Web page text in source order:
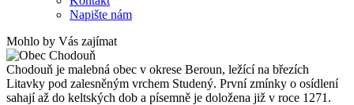
Napište nám
Mohlo by Vás zajímat
Chodouň je malebná obec v okrese Beroun, ležící na březích
Litavky pod zalesněným vrchem Studený. První zmínky o osídlení
sahají až do keltských dob a písemně je doložena již v roce 1271.